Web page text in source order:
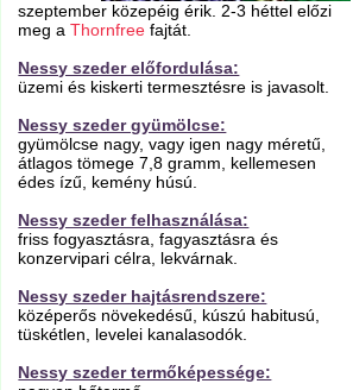
szeptember közepéig érik. 2-3 héttel előzi
meg aThornfree fajtát.
Nessy szeder előfordulása:
üzemi és kiskerti termesztésre is javasolt.
Nessy szeder gyümölcse:
gyümölcse nagy, vagy igen nagy méretű,
átlagos tömege 7,8 gramm, kellemesen
édes ízű, kemény húsú.
Nessy szeder felhasználása:
friss fogyasztásra, fagyasztásra és
konzervipari célra, lekvárnak.
Nessy szeder hajtásrendszere:
középerős növekedésű, kúszú habitusú,
tüskétlen, levelei kanalasodók.
Nessy szeder termőképessége: